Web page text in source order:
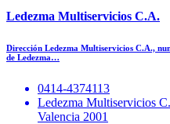
Ledezma Multiservicios C.A.
Dirección Ledezma Multiservicios C.A.,
de Ledezma…
0414-4374113
Ledezma Multiservicios
Valencia 2001